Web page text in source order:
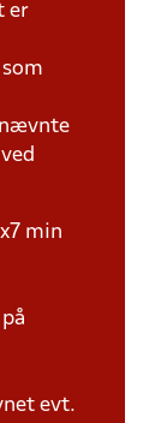
er
min
evt.